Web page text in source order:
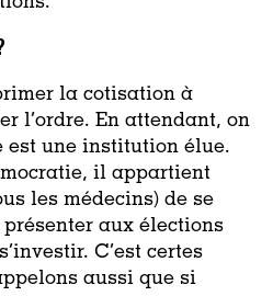
la cotisation à
l’ordre. En attendant, on
est une institution élue.
il appartient
les médecins) de se
aux élections
C‘est certes
aussi que si